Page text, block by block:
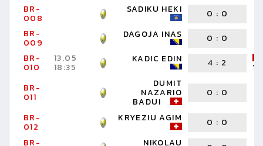
BR-
008
SADIKU HEKI 0 : 0
BR-
009
DAGOJA INAS 0 : 0
BR-
010
13.05
18:35
KADIC EDIN 4 : 2
BR-
011
DUMIT
NAZARIO
BADUI
0 : 0
BR-
012
KRYEZIU AGIM 0 : 0
BR-
NIKOLAU